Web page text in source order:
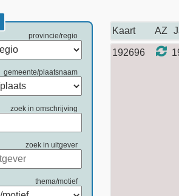
provincie/regio
gemeente/plaatsnaam
zoek in omschrijving
zoek in uitgever
thema/motief
Kaart AZ
192696